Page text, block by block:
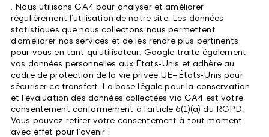
. Nous utilisons GA4 pour analyser et améliorer
régulièrement l’utilisation de notre site. Les données
statistiques que nous collectons nous permettent
d’améliorer nos services et de les rendre plus pertinents
pour vous en tant qu’utilisateur. Google traite également
vos données personnelles aux États-Unis et adhère au
cadre de protection de la vie privée UE–États-Unis pour
sécuriser ce transfert. La base légale pour la conservation
et l’évaluation des données collectées via GA4 est votre
consentement conformément à l’article 6(1)(a) du RGPD.
Vous pouvez retirer votre consentement à tout moment
avec effet pour l’avenir :